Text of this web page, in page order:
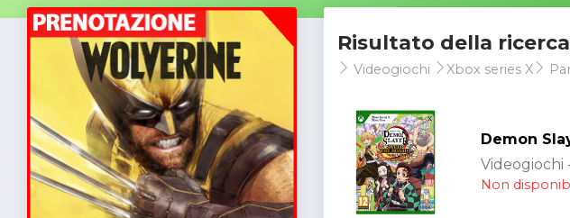
Risultato della ricerca
Videogiochi Xbox series X
Demon
Videogiochi
Non